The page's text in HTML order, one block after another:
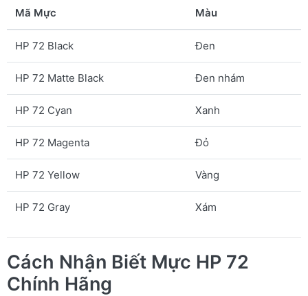
Mã Mực Màu
HP 72 Black Đen
HP 72 Matte Black Đen nhám
HP 72 Cyan Xanh
HP 72 Magenta Đỏ
HP 72 Yellow Vàng
HP 72 Gray Xám
Cách Nhận Biết Mực HP 72
Chính Hãng